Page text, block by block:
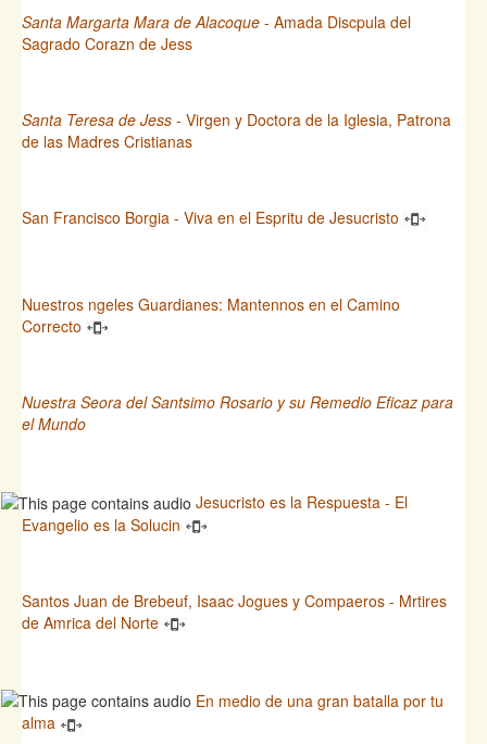
Santa Margarta Mara de Alacoque - Amada Discpula del
Sagrado Corazn de Jess
Santa Teresa de Jess - Virgen y Doctora de la Iglesia, Patrona
de las Madres Cristianas
San Francisco Borgia - Viva en el Espritu de Jesucristo
Nuestros ngeles Guardianes: Mantennos en el Camino
Correcto
Nuestra Seora del Santsimo Rosario y su Remedio Eficaz para
el Mundo
Jesucristo es la Respuesta - El
Evangelio es la Solucin
Santos Juan de Brebeuf, Isaac Jogues y Compaeros - Mrtires
de Amrica del Norte
En medio de una gran batalla por tu
alma